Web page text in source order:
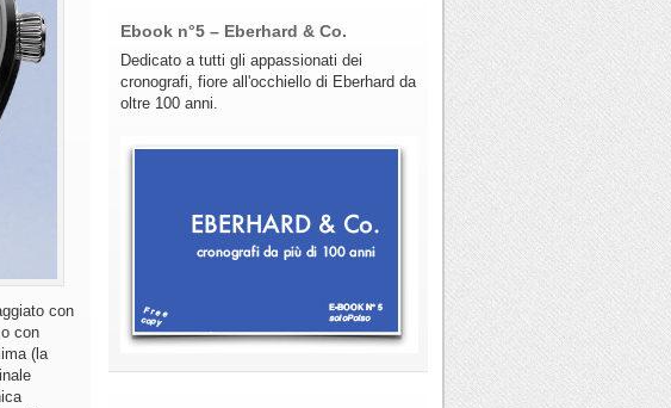
con
con
(la
Ebook n°5 – Eberhard & Co.
Dedicato a tutti gli appassionati dei
cronografi, fiore all'occhiello di Eberhard da
oltre 100 anni.